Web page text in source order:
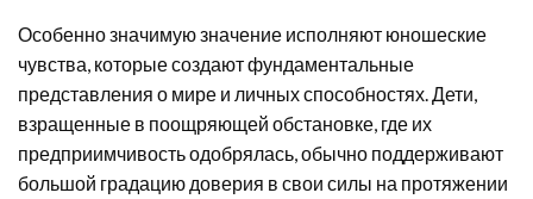
Особенно значимую значение исполняют юношеские
чувства, которые создают фундаментальные
представления о мире и личных способностях. Дети,
взращенные в поощряющей обстановке, где их
предприимчивость одобрялась, обычно поддерживают
большой градацию доверия в свои силы на протяжении